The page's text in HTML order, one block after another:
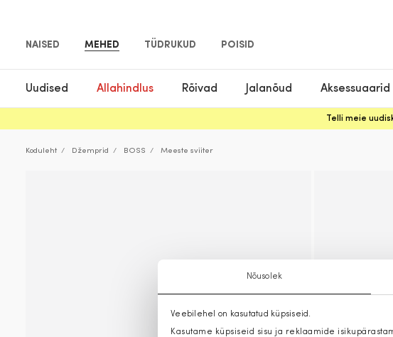
Nõusolek
Veebilehel on kasutatud küpsiseid.
Kasutame küpsiseid sisu ja reklaamide
NAISED MEHED TÜDRUKUD POISID
Uudised Allahindlus Rõivad Jalanõud Aksessuaarid
Telli meie
Koduleht Džemprid BOSS Meeste sviiter